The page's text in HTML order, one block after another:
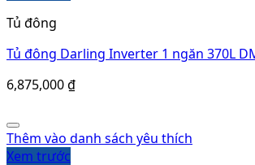
Thêm vào danh sách yêu thích
Xem trước
Tủ đông Darling 1 ngăn 770L DMF-7779AX